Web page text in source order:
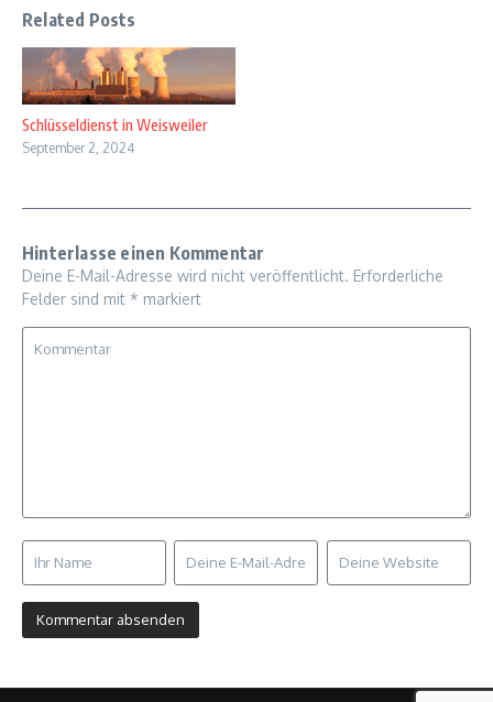
Related Posts
Schlüsseldienst in Weisweiler
September 2, 2024
Hinterlasse einen Kommentar
Deine E-Mail-Adresse wird nicht veröffentlicht. Erforderliche
Felder sind mit * markiert